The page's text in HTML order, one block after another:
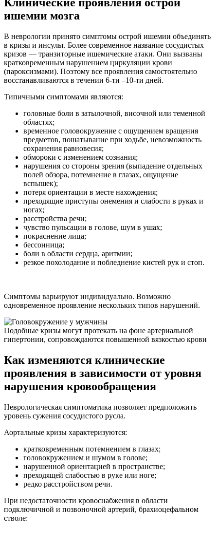
ишемии мозга
В неврологии принято симптомы острой ишемии объединять
в кризы и инсульт. Более современное название сосудистых
кризов — транзиторные ишемические атаки. Они вызваны
кратковременным нарушением циркуляции крови
(пароксизмами). Поэтому все проявления самостоятельно
восстанавливаются в течении 6-ти –10-ти дней.
Типичными симптомами являются:
головные боли в затылочной, височной или теменной
областях;
временное головокружение с ощущением вращения
предметов, пошатывание при ходьбе, невозможность
сохранения равновесия;
обмороки с изменением сознания;
нарушения со стороны зрения (выпадение отдельных
полей обзора, потемнение в глазах, ощущение
вспышек);
потеря ориентации в месте нахождения;
преходящие приступы онемения и слабости в руках и
ногах;
расстройства речи;
чувство пульсации в голове, шум в ушах;
покраснение лица;
бессонница;
боли в области сердца, аритмии;
резкое похолодание и побледнение кистей рук и стоп.
Симптомы варьируют индивидуально. Возможно
одновременное проявление нескольких типов нарушений.
Подобные кризы могут протекать на фоне артериальной
гипертонии, сопровождаются повышенной вязкостью крови
Как изменяются клинические
проявления в зависимости от уровня
нарушения кровообращения
Неврологическая симптоматика позволяет предположить
уровень сужения сосудистого русла.
Аортальные кризы характеризуются:
кратковременным потемнением в глазах;
головокружением и шумом в голове;
нарушенной ориентацией в пространстве;
преходящей слабостью в руке или ноге;
редко расстройством речи.
При недостаточности кровоснабжения в области
подключичной и позвоночной артерий, брахиоцефальном
стволе: